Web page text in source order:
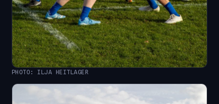
PHOTO: ILJA HEITLAGER